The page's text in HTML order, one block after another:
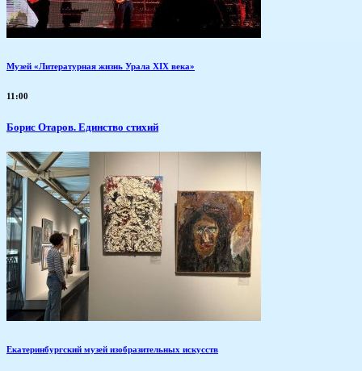
Музей «Литературная жизнь Урала XIX века»
11:00
Борис Отаров. Единство стихий
Екатеринбургский музей изобразительных искусств